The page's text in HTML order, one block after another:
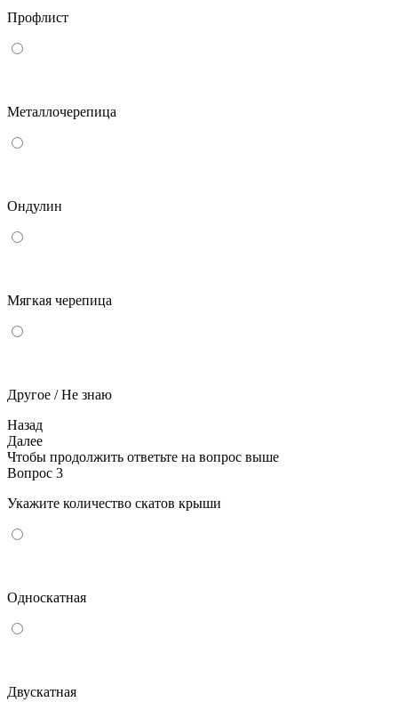
Профлист
Металлочерепица
Ондулин
Мягкая черепица
Другое / Не знаю
Назад
Далее
Чтобы продолжить ответьте на вопрос выше
Вопрос 3
Укажите количество скатов крыши
Односкатная
Двускатная